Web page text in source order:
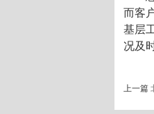
而客
基层
况及
上一篇